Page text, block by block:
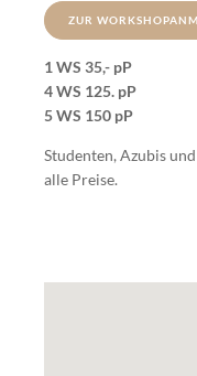
ZUR
1 WS 35,- pP
4 WS 125. pP
5 WS 150 pP
Studenten, Azubis
alle Preise.